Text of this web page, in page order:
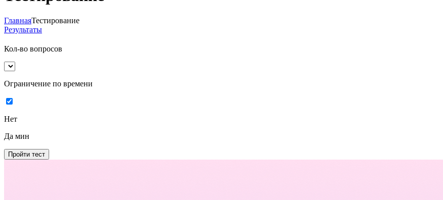
ГлавнаяТестирование
Результаты
Кол-во вопросов
Ограничение по времени
Нет
Да мин
Пройти тест